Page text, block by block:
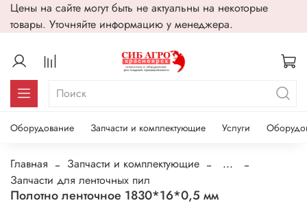
Цены на сайте могут быть не актуальны на некоторые
товары. Уточняйте информацию у менеджера.
Оборудование Запчасти и комплектующие Услуги
Главная Запчасти и комплектующие
...
Запчасти для ленточных пил
Полотно ленточное 1830*16*0,5 мм